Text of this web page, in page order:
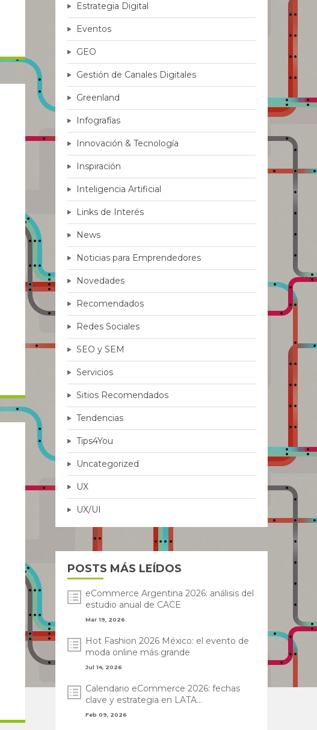
Estrategia Digital
Eventos
GEO
Gestión de Canales Digitales
Greenland
Infografías
Innovación & Tecnología
Inspiración
Inteligencia Artificial
Links de Interés
News
Noticias para Emprendedores
Novedades
Recomendados
Redes Sociales
SEO y SEM
Servicios
Sitios Recomendados
Tendencias
Tips4You
Uncategorized
UX
UX/UI
POSTS MÁS LEÍDOS
eCommerce Argentina 2026: análisis del
estudio anual de CACE
Mar 19, 2026
Hot Fashion 2026 México: el evento de
moda online más grande
Jul 14, 2026
Calendario eCommerce 2026: fechas
clave y estrategia en LATA...
Feb 09, 2026